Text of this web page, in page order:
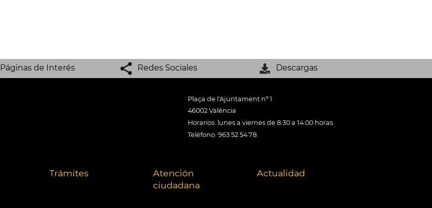
Páginas de Interés Redes Sociales Descargas
Plaça de l'Ajuntament nº 1
46002 València
Horarios: lunes a viernes de 8:30 a 14:00 horas
Teléfono: 963 52 54 78
Trámites
Atención
ciudadana
Actualidad